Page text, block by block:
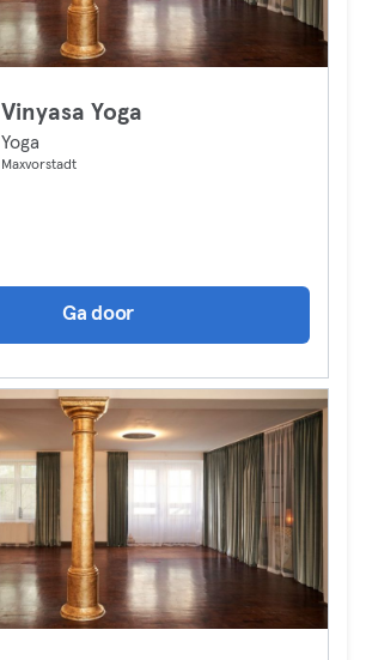
Vinyasa Yoga
Yoga
Maxvorstadt
Ga door